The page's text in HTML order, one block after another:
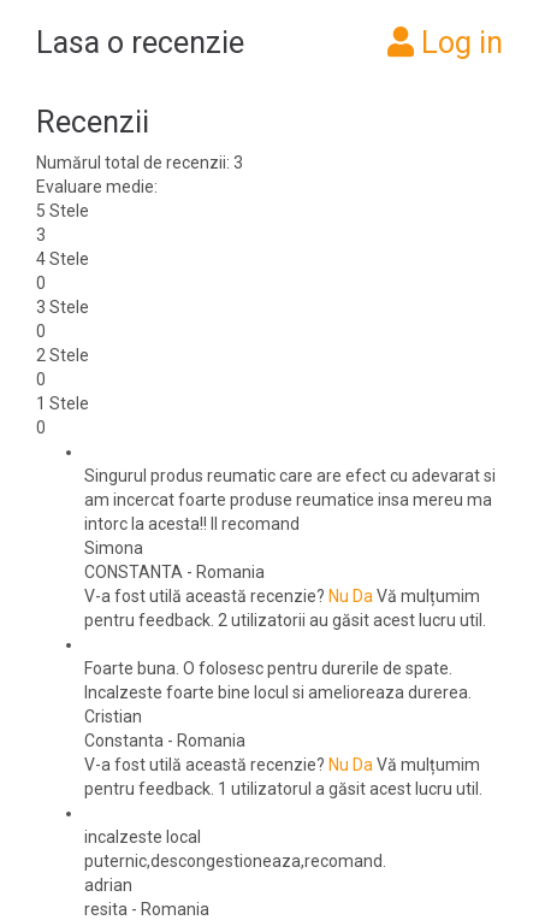
Lasa o recenzie Log in
Recenzii
Numărul total de recenzii: 3
Evaluare medie:
5 Stele
3
4 Stele
0
3 Stele
0
2 Stele
0
1 Stele
0
Singurul produs reumatic care are efect cu adevarat si
am incercat foarte produse reumatice insa mereu ma
intorc la acesta!! Il recomand
Simona
CONSTANTA - Romania
V-a fost utilă această recenzie? Nu Da Vă mulțumim
pentru feedback. 2 utilizatorii au găsit acest lucru util.
Foarte buna. O folosesc pentru durerile de spate.
Incalzeste foarte bine locul si amelioreaza durerea.
Cristian
Constanta - Romania
V-a fost utilă această recenzie? Nu Da Vă mulțumim
pentru feedback. 1 utilizatorul a găsit acest lucru util.
incalzeste local
puternic,descongestioneaza,recomand.
adrian
resita - Romania